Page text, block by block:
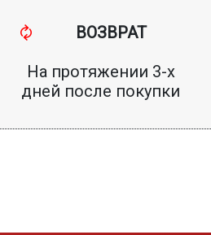
ВОЗВРАТ
На протяжении 3-х
дней после покупки